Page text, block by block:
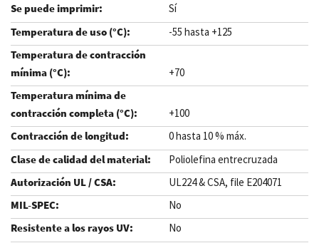
Sí
-55 hasta +125
+70
+100
0 hasta 10 % máx.
Poliolefina entrecruzada
UL224 & CSA, file E204071
No
No